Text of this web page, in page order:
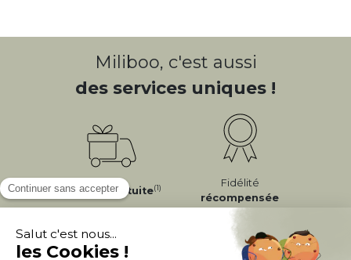
Miliboo, c'est aussi
des services uniques !
LivraisonGratuite(1)
Fidélité
récompensée